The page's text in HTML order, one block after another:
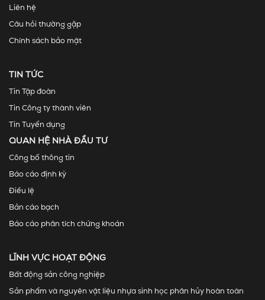
Liên hệ
Câu hỏi thường gặp
Chính sách bảo mật
TIN TỨC
Tin Tập đoàn
Tin Công ty thành viên
Tin Tuyển dụng
QUAN HỆ NHÀ ĐẦU TƯ
Công bố thông tin
Báo cáo định kỳ
Điều lệ
Bản cáo bạch
Báo cáo phân tích chứng khoán
LĨNH VỰC HOẠT ĐỘNG
Bất động sản công nghiệp
Sản phẩm và nguyên vật liệu nhựa sinh học phân hủy hoàn toàn